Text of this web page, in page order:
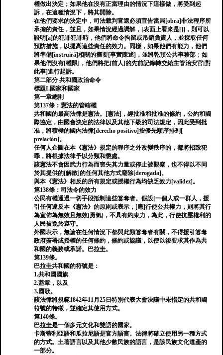
權做出決定；如果他在沒有正當理由的情況下這樣做，將受到起
訴，在這種情況下，將其開除。
在他們要求的決定中，司法裁判官還必須宣告當局[obra]非法程序所
承擔的責任，並且，如果情況經過調解，[表面上看來是[]]，則可以
證明[a]的犯罪犯罪時，他們將命令拘留或吊銷負責人，並採取任何
預防措施，以提高這些責任的效力。同樣，如果他們有能力，他們
將準備[instruirá]相關的摘要[事實陳述]，並將乾預公共事務部；如
果他們沒有[權限]，他們將把[前人]的先前記錄轉交給主管治安官[對
此事]進行起訴。
第二部分 共和國政治命令
標題I.國家和國家
第一章總則
第137條：憲法的管轄權
共和國的最高法律是憲法。[憲法]，經批准和批准的條約，公約和國
際協定，由國會決定的法律以及其他下級的司法規定，因此受到批
准，將積極的國內法律[derecho positivo]按優先順序排列[
prelación]。
任何人企圖在本《憲法》規定的程序之外改變秩序的，都將招致犯
罪，將根據法律予以分類和懲處。
該憲法不會因武力行為而喪失其力量或停止被觀察，也不得以不同
於其提供的[解散]的任何其他方式廢除[derogada]。
與本《憲法》相反的所有規定或授權行為均缺乏效力[validez]。
第138條：司法令的效力
公民有權通過一切手段抵制這些篡奪者。假設[一個人或一群人，援
引任何違反本《憲法》的原則或表示，[應]行使公共權力，則將其行
為宣佈為無效且無效[勇氣]，不具有約束力，為此，行使抗壓權利的
人民被免於遵守。
外國表示，無論在任何情況下都與此類篡奪者有關，不得援引篡奪
政府簽署或授權的任何條約，條約或協議，以便以後要求其作為共
和國的義務或承諾。巴拉圭。
第139條。
巴拉圭共和國的符號是：
1.共和國國旗
2.蓋章，以及
3.國歌。
該法律將規範1842年11月25日特別代表大會決議中未指定的共和國
符號的特徵，並確定其使用方式。
第140條。
巴拉圭是一個多元文化和雙語的國家。
卡斯蒂利亞語和瓜拉尼語是官方語言。法律將確立使用另一種方​​式
的方式。土著語言以及其他少數民族的語言，是該民族文化遺產的
一部分。